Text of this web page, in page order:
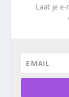
Laat je e-